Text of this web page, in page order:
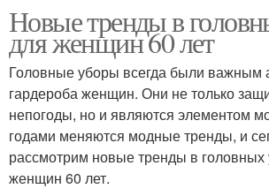
Новые тренды в
для женщин 60 лет
Головные уборы всегда были важным
гардероба женщин. Они не только
непогоды, но и являются элементом
годами меняются модные тренды, и
рассмотрим новые тренды в головных
женщин 60 лет.